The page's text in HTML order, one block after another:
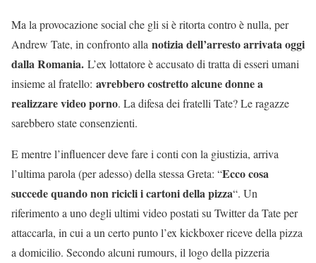
Ma la provocazione social che gli si è ritorta contro è nulla, per
Andrew Tate, in confronto alla notizia dell’arresto arrivata oggi
dalla Romania. L’ex lottatore è accusato di tratta di esseri umani
insieme al fratello: avrebbero costretto alcune donne a
realizzare video porno. La difesa dei fratelli Tate? Le ragazze
sarebbero state consenzienti.
E mentre l’influencer deve fare i conti con la giustizia, arriva
l’ultima parola (per adesso) della stessa Greta: “Ecco cosa
succede quando non ricicli i cartoni della pizza“. Un
riferimento a uno degli ultimi video postati su Twitter da Tate per
attaccarla, in cui a un certo punto l’ex kickboxer riceve della pizza
a domicilio. Secondo alcuni rumours, il logo della pizzeria